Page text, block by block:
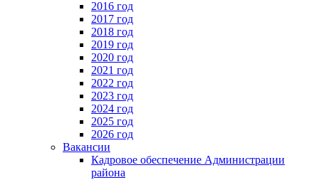
2016 год
2017 год
2018 год
2019 год
2020 год
2021 год
2022 год
2023 год
2024 год
2025 год
2026 год
Вакансии
Кадровое обеспечение Администрации
района